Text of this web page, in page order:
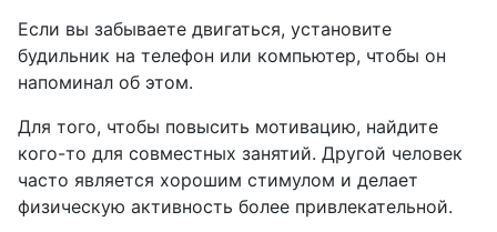
Если вы забываете двигаться, установите
будильник на телефон или компьютер, чтобы он
напоминал об этом.
Для того, чтобы повысить мотивацию, найдите
кого-то для совместных занятий. Другой человек
часто является хорошим стимулом и делает
физическую активность более привлекательной.